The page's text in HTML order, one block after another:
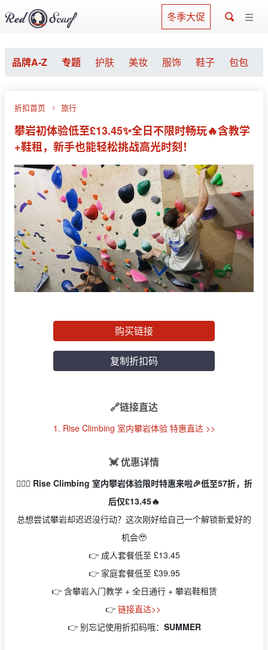
冬季大促
品牌A-Z 专题 护肤 美妆 服饰 鞋子 包包
折扣首页 旅行
攀岩初体验低至£13.45✨全日不限时畅玩🔥含教学
+鞋租，新手也能轻松挑战高光时刻！
购买链接
复制折扣码
🔗链接直达
1. Rise Climbing 室内攀岩体验 特惠直达 >>
💓 优惠详情
🧗‍♀️✨ Rise Climbing 室内攀岩体验限时特惠来啦🎉低至57折，折
后仅£13.45🔥
总想尝试攀岩却迟迟没行动？这次刚好给自己一个解锁新爱好的
机会🥹
👉 成人套餐低至 £13.45
👉 家庭套餐低至 £39.95
👉 含攀岩入门教学 + 全日通行 + 攀岩鞋租赁
👉 链接直达>>
👉 别忘记使用折扣码哦： SUMMER